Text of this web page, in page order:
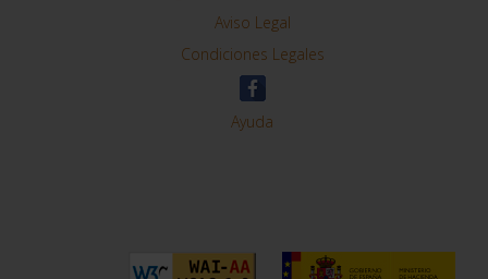
Preguntas Frequentes (FAQs)
Aviso Legal
Condiciones Legales